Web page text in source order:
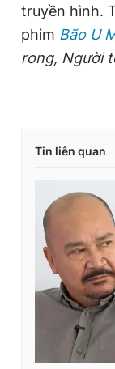
truyền hình.
phim Bão U
rong, Người
Tin liên quan